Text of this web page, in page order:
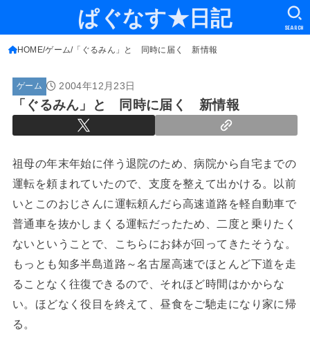
ぱぐなす★日記 SEARCH
HOME ゲーム 「ぐるみん」と 同時に届く 新情報
ゲーム 2004年12月23日
「ぐるみん」と 同時に届く 新情報
祖母の年末年始に伴う退院のため、病院から自宅までの
運転を頼まれていたので、支度を整えて出かける。以前
いとこのおじさんに運転頼んだら高速道路を軽自動車で
普通車を抜かしまくる運転だったため、二度と乗りたく
ないということで、こちらにお鉢が回ってきたそうな。
もっとも知多半島道路～名古屋高速でほとんど下道を走
ることなく往復できるので、それほど時間はかからな
い。ほどなく役目を終えて、昼食をご馳走になり家に帰
る。